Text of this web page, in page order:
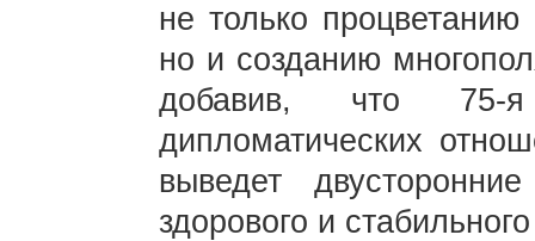
не только
но и созданию
добавив, что 75-я
дипломатических
выведет
здорового и